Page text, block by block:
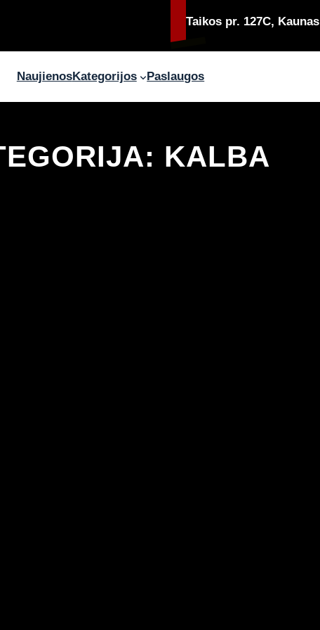
Taikos pr. 127C, Kaunas
NaujienosKategorijos Paslaugos
KALBA